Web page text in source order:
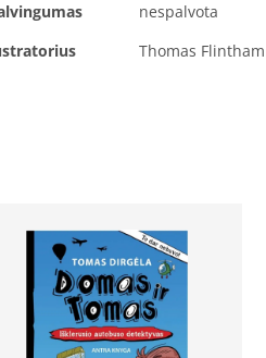
nespalvota
Thomas Flintham